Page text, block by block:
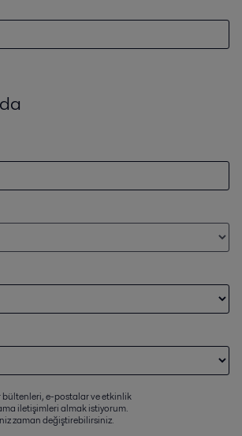
e-postalar ve etkinlik
iletişimleri almak istiyorum.
zaman değiştirebilirsiniz.